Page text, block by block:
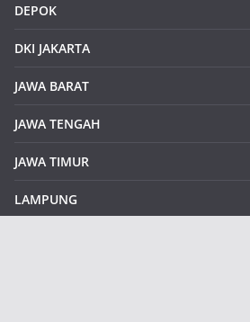
DEPOK
DKI JAKARTA
JAWA BARAT
JAWA TENGAH
JAWA TIMUR
LAMPUNG